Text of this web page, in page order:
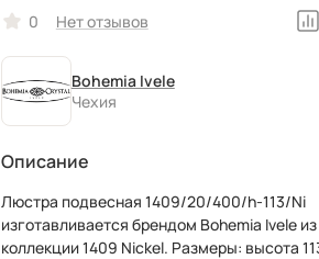
0 Нет отзывов
Bohemia Ivele
Чехия
Описание
Люстра подвесная 1409/20/400/h-113/Ni
изготавливается брендом Bohemia Ivele из
коллекции 1409 Nickel. Размеры: высота 1130